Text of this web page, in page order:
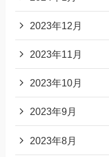
2023年12月
2023年11月
2023年10月
2023年9月
2023年8月